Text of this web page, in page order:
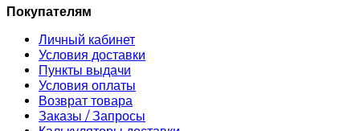
Покупателям
Личный кабинет
Условия доставки
Пункты выдачи
Условия оплаты
Возврат товара
Заказы / Запросы